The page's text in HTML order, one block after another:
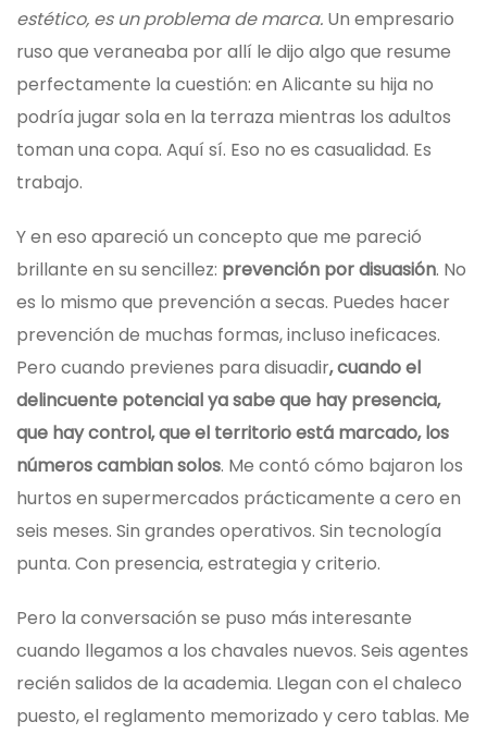
estético, es un problema de marca. Un empresario
ruso que veraneaba por allí le dijo algo que resume
perfectamente la cuestión: en Alicante su hija no
podría jugar sola en la terraza mientras los adultos
toman una copa. Aquí sí. Eso no es casualidad. Es
trabajo.
Y en eso apareció un concepto que me pareció
brillante en su sencillez: prevención por disuasión. No
es lo mismo que prevención a secas. Puedes hacer
prevención de muchas formas, incluso ineficaces.
Pero cuando previenes para disuadir, cuando el
delincuente potencial ya sabe que hay presencia,
que hay control, que el territorio está marcado, los
números cambian solos. Me contó cómo bajaron los
hurtos en supermercados prácticamente a cero en
seis meses. Sin grandes operativos. Sin tecnología
punta. Con presencia, estrategia y criterio.
Pero la conversación se puso más interesante
cuando llegamos a los chavales nuevos. Seis agentes
recién salidos de la academia. Llegan con el chaleco
puesto, el reglamento memorizado y cero tablas. Me